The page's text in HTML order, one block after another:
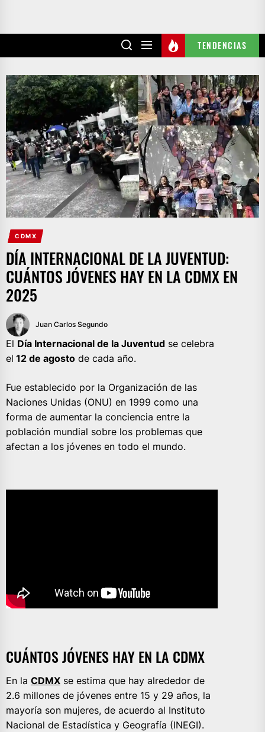
TENDENCIAS
CDMX
DÍA INTERNACIONAL DE LA JUVENTUD:
CUÁNTOS JÓVENES HAY EN LA CDMX EN
2025
Juan Carlos Segundo
El Día Internacional de la Juventud se celebra
el 12 de agosto de cada año.
Fue establecido por la Organización de las
Naciones Unidas (ONU) en 1999 como una
forma de aumentar la conciencia entre la
población mundial sobre los problemas que
afectan a los jóvenes en todo el mundo.
CUÁNTOS JÓVENES HAY EN LA CDMX
En la CDMX se estima que hay alrededor de
2.6 millones de jóvenes entre 15 y 29 años, la
mayoría son mujeres, de acuerdo al Instituto
Nacional de Estadística y Geografía (INEGI).